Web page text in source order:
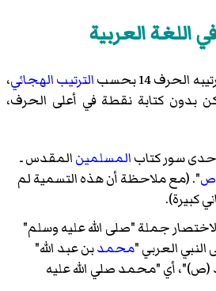
اللغة العربية
الحرف 14 بحسب الترتيب الهجائي،
بدون كتابة نقطة في أعلى الحرف،
سور كتابالمسلمينالمقدس ـ
ص". (مع ملاحظة أن هذه التسمية لم
كبيرة).
جملة "صلى الله عليه وسلم"
النبي العربي "محمدبن عبد الله"
(ص)"، أي "محمدصلي الله عليه